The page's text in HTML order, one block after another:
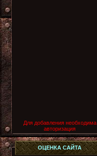
Для добавления необходима
авторизация
ОЦЕНКА САЙТА